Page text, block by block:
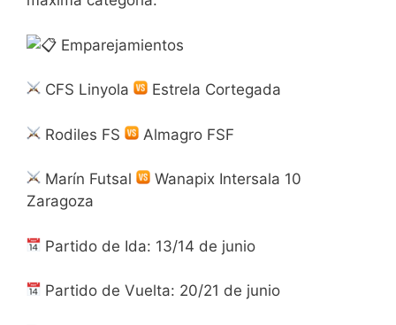
Emparejamientos
CFS Linyola Estrela Cortegada
Rodiles FS Almagro FSF
Marín Futsal
Wanapix Intersala 10
Zaragoza
Partido de Ida: 13/14 de junio
Partido de Vuelta: 20/21 de junio